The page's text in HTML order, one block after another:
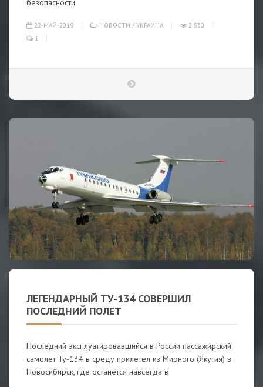
безопасности
22-МАЙ-2019 НОВОСТИ / УКРАИНА
2 530
1
ЛЕГЕНДАРНЫЙ ТУ-134 СОВЕРШИЛ
ПОСЛЕДНИЙ ПОЛЕТ
Последний эксплуатировавшийся в России пассажирский
самолет Ту-134 в среду прилетел из Мирного (Якутия) в
Новосибирск, где останется навсегда в